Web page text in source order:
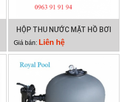
HỘP THU NƯỚC MẶT HỒ BƠI
EMAUX EM0020
Giá bán: Liên hệ